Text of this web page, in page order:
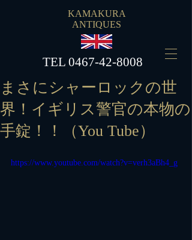
KAMAKURA
ANTIQUES
​TEL 0467-42-8008
まさにシャーロックの世
界！イギリス警官の本物の
手錠！！（You Tube）
https://www.youtube.com/watch?v=verh3aBh4_g